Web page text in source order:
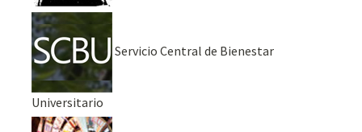
Servicio Central de Bienestar
Universitario